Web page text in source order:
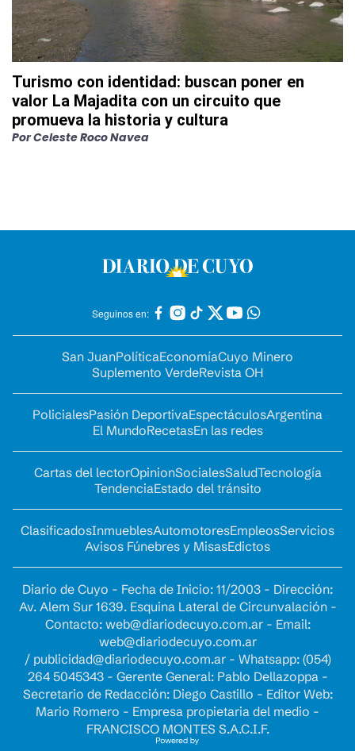
Turismo con identidad: buscan poner en
valor La Majadita con un circuito que
promueva la historia y cultura
PorCeleste Roco Navea
Seguinos en:
San JuanPolíticaEconomíaCuyo Minero
Suplemento VerdeRevista OH
PolicialesPasión DeportivaEspectáculosArgentina
El MundoRecetasEn las redes
Cartas del lectorOpinionSocialesSaludTecnología
TendenciaEstado del tránsito
ClasificadosInmueblesAutomotoresEmpleosServicios
Avisos Fúnebres y MisasEdictos
Diario de Cuyo - Fecha de Inicio: 11/2003 - Dirección:
Av. Alem Sur 1639. Esquina Lateral de Circunvalación -
Contacto: web@diariodecuyo.com.ar- Email:
web@diariodecuyo.com.ar
/ publicidad@diariodecuyo.com.ar- Whatsapp: (054)
264 5045343 - Gerente General: Pablo Dellazoppa -
Secretario de Redacción: Diego Castillo - Editor Web:
Mario Romero - Empresa propietaria del medio -
FRANCISCO MONTES S.A.C.I.F.